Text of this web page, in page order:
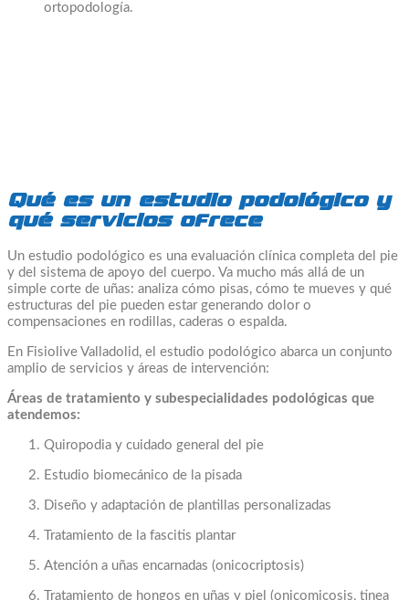
ortopodología.
Qué es un estudio podológico y
qué servicios ofrece
Un estudio podológico es una evaluación clínica completa del pie
y del sistema de apoyo del cuerpo. Va mucho más allá de un
simple corte de uñas: analiza cómo pisas, cómo te mueves y qué
estructuras del pie pueden estar generando dolor o
compensaciones en rodillas, caderas o espalda.
En Fisiolive Valladolid, el estudio podológico abarca un conjunto
amplio de servicios y áreas de intervención:
Áreas de tratamiento y subespecialidades podológicas que
atendemos:
Quiropodia y cuidado general del pie
Estudio biomecánico de la pisada
Diseño y adaptación de plantillas personalizadas
Tratamiento de la fascitis plantar
Atención a uñas encarnadas (onicocriptosis)
Tratamiento de hongos en uñas y piel (onicomicosis, tinea